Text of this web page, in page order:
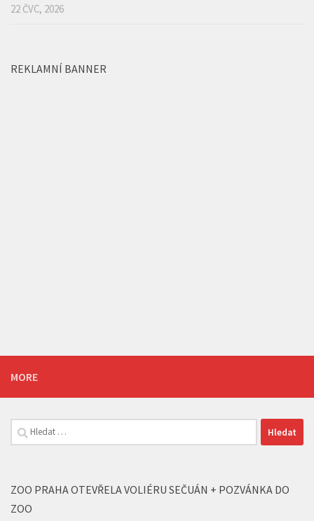
22 ČVC, 2026
REKLAMNÍ BANNER
MORE
Vyhledávání
ZOO PRAHA OTEVŘELA VOLIÉRU SEČUÁN + POZVÁNKA DO
ZOO